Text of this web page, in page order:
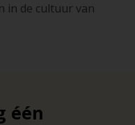
in de cultuur van
één